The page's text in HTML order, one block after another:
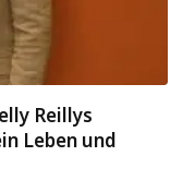
Reillys
Leben und